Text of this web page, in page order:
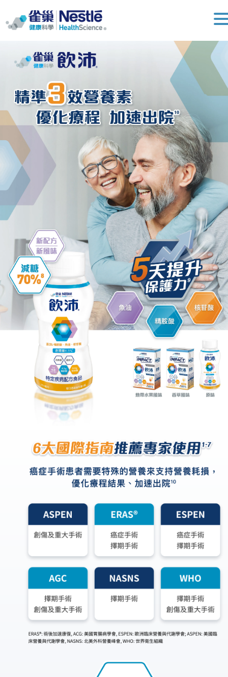
飲沛 癌症與手術專用營養
佳易得 水解胜肽配方
適用對象
營養面向
常見問題
販售通路
抗癌幸福提案